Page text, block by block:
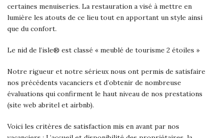
certaines menuiseries. La restauration a visé à mettre en
lumière les atouts de ce lieu tout en apportant un style ainsi
que du confort.
Le nid de l’isle® est classé « meublé de tourisme 2 étoiles »
Notre rigueur et notre sérieux nous ont permis de satisfaire
nos précédents vacanciers et d’obtenir de nombreuse
évaluations qui confirment le haut niveau de nos prestations
(site web abritel et airbnb).
Voici les critères de satisfaction mis en avant par nos